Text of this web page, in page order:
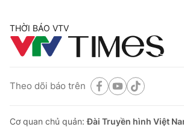
THỜI BÁO VTV
Theo dõi báo trên
Cơ quan chủ quản:Đài Truyền hình Việt